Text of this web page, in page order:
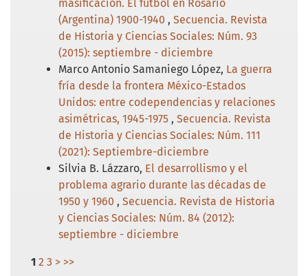
masificación. El futbol en Rosario
(Argentina) 1900-1940 , Secuencia. Revista
de Historia y Ciencias Sociales: Núm. 93
(2015): septiembre - diciembre
Marco Antonio Samaniego López, La guerra
fría desde la frontera México-Estados
Unidos: entre codependencias y relaciones
asimétricas, 1945-1975 , Secuencia. Revista
de Historia y Ciencias Sociales: Núm. 111
(2021): Septiembre-diciembre
Silvia B. Lázzaro, El desarrollismo y el
problema agrario durante las décadas de
1950 y 1960 , Secuencia. Revista de Historia
y Ciencias Sociales: Núm. 84 (2012):
septiembre - diciembre
1 2 3 > >>